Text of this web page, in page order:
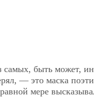
самых, быть может,
— это маска
мере